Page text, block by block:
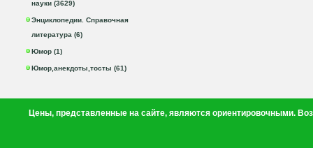
науки (3629)
Энциклопедии. Справочная
литература (6)
Юмор (1)
Юмор,анекдоты,тосты (61)
Цены, представленные на сайте, являются ориентировочными.